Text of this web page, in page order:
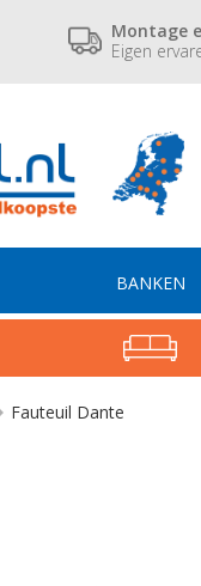
Montage
Eigen
BANKEN
Fauteuil Dante